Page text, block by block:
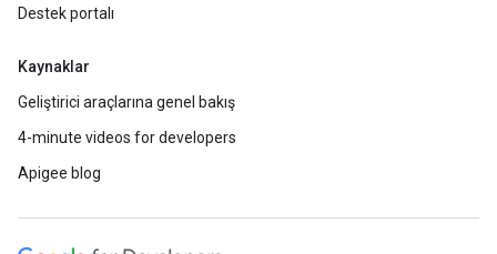
Destek portalı
Kaynaklar
Geliştirici araçlarına genel bakış
4-minute videos for developers
Apigee blog